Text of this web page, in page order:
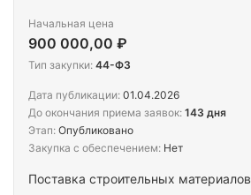
Поставка строительных материалов
Начальная цена
900 000,00 ₽
Тип закупки: 44-ФЗ
Дата публикации: 01.04.2026
До окончания приема заявок: 143 дня
Этап: Опубликовано
Закупка с обеспечением: Нет